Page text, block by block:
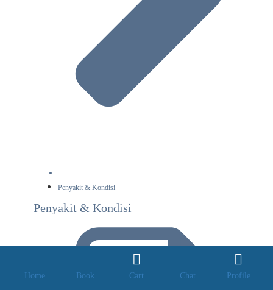
Penyakit & Kondisi
Penyakit & Kondisi
Home Book Cart Chat Profile